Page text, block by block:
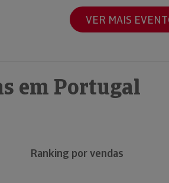
VER MAIS
em Portugal
Ranking por vendas